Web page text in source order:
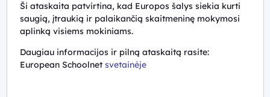
Ši ataskaita patvirtina, kad Europos šalys siekia kurti
saugią, įtraukią ir palaikančią skaitmeninę mokymosi
aplinką visiems mokiniams.
Daugiau informacijos ir pilną ataskaitą rasite:
European Schoolnet svetainėje